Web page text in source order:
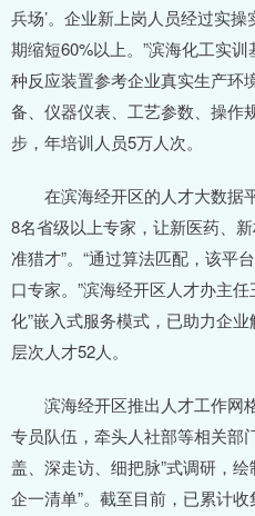
兵场’。企业新上岗人员经过实
期缩短60%以上。”滨海化工实
种反应装置参考企业真实生产环
备、仪器仪表、工艺参数、操作
步，年培训人员5万人次。
在滨海经开区的人才大数据
8名省级以上专家，让新医药、
准猎才”。“通过算法匹配，该平
口专家。”滨海经开区人才办主
化”嵌入式服务模式，已助力企
层次人才52人。
滨海经开区推出人才工作网
专员队伍，牵头人社部等相关部
盖、深走访、细把脉”式调研，
企一清单”。截至目前，已累计